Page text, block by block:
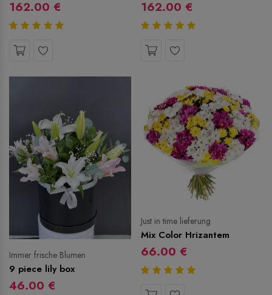
162.00 € 162.00 €
Immer frische Blumen
9 piece lily box
46.00 €
Just in time lieferung
Mix Color Hrizantem
66.00 €